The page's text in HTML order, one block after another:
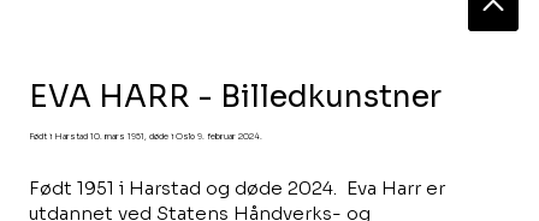
EVA HARR - Billedkunstner
Født i Harstad 10. mars 1951, døde i Oslo 9. februar 2024.
Født 1951 i Harstad og døde 2024. Eva Harr er
utdannet ved Statens Håndverks- og